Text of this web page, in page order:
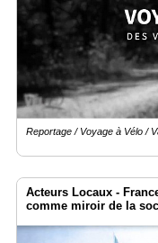
Reportage / Voyage à Vélo /
Acteurs Locaux -
comme miroir de la